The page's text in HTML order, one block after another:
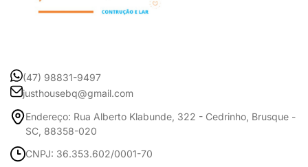
(47) 98831-9497
justhousebq@gmail.com
Endereço: Rua Alberto Klabunde, 322 - Cedrinho, Brusque -
SC, 88358-020
CNPJ: 36.353.602/0001-70